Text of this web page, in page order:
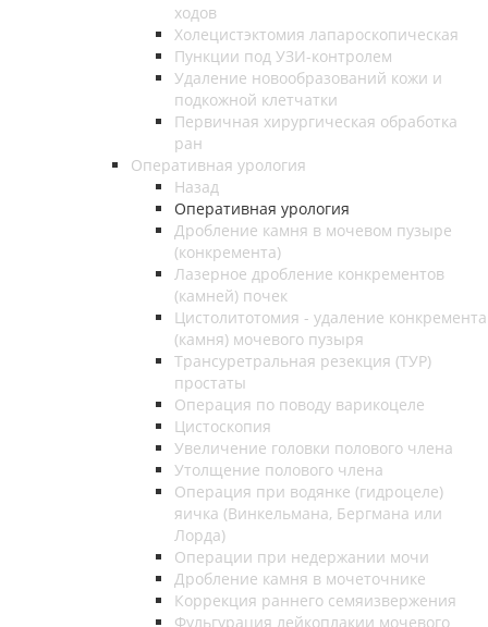
ходов
Холецистэктомия лапароскопическая
Пункции под УЗИ-контролем
Удаление новообразований кожи и
подкожной клетчатки
Первичная хирургическая обработка
ран
Оперативная урология
Назад
Оперативная урология
Дробление камня в мочевом пузыре
(конкремента)
Лазерное дробление конкрементов
(камней) почек
Цистолитотомия - удаление конкремента
(камня) мочевого пузыря
Трансуретральная резекция (ТУР)
простаты
Операция по поводу варикоцеле
Цистоскопия
Увеличение головки полового члена
Утолщение полового члена
Операция при водянке (гидроцеле)
яичка (Винкельмана, Бергмана или
Лорда)
Операции при недержании мочи
Дробление камня в мочеточнике
Коррекция раннего семяизвержения
Фульгурация лейкоплакии мочевого